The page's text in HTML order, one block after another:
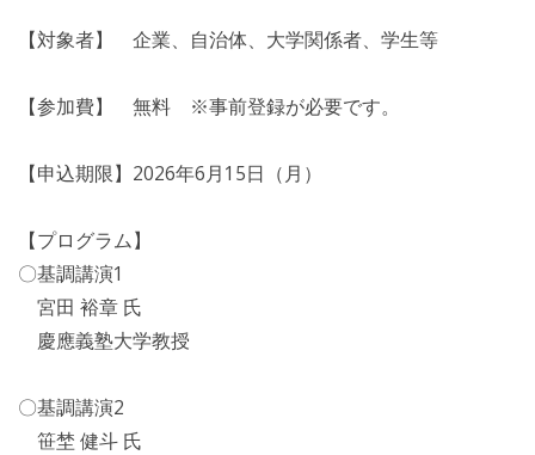
【対象者】 企業、自治体、大学関係者、学生等
【参加費】 無料 ※事前登録が必要です。
【申込期限】2026年6月15日（月）
【プログラム】
〇基調講演1
宮田 裕章 氏
慶應義塾大学教授
〇基調講演2
笹埜 健斗 氏